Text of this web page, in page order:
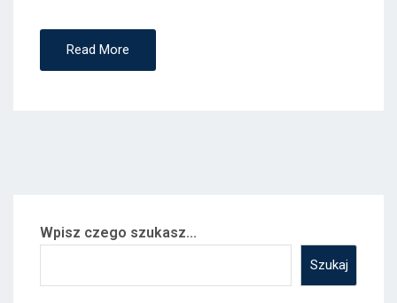
Read More
Wpisz czego szukasz...
Szukaj